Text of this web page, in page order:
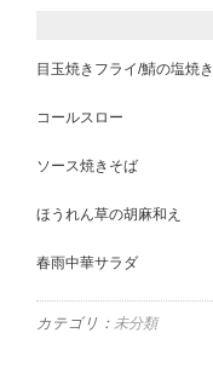
目玉焼きフライ/鯖の塩焼き
コールスロー
ソース焼きそば
ほうれん草の胡麻和え
春雨中華サラダ
カテゴリ： 未分類